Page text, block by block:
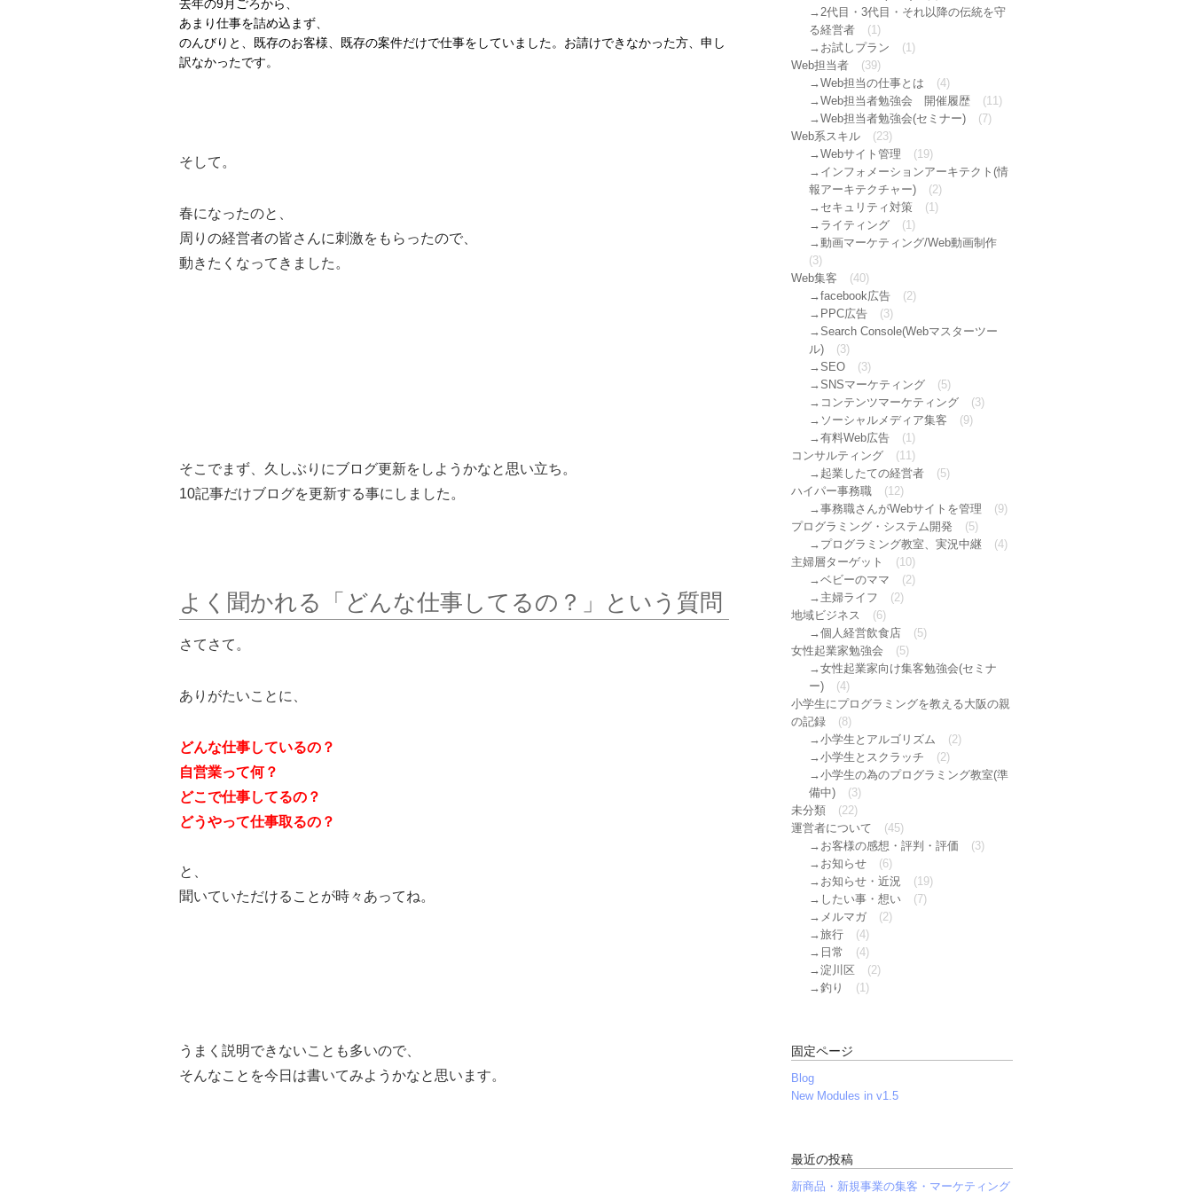
去年の9月ごろから、
あまり仕事を詰め込まず、
のんびりと、既存のお客様、既存の案件だけで仕事をしていました。お請けできなかった方、申し
訳なかったです。
そして。
春になったのと、
周りの経営者の皆さんに刺激をもらったので、
動きたくなってきました。
そこでまず、久しぶりにブログ更新をしようかなと思い立ち。
10記事だけブログを更新する事にしました。
よく聞かれる「どんな仕事してるの？」という質問
さてさて。
ありがたいことに、
どんな仕事しているの？
自営業って何？
どこで仕事してるの？
どうやって仕事取るの？
と、
聞いていただけることが時々あってね。
うまく説明できないことも多いので、
そんなことを今日は書いてみようかなと思います。
2代目・3代目・それ以降の伝統を守
る経営者
(1)
お試しプラン
(1)
Web担当者
(39)
Web担当の仕事とは
(4)
Web担当者勉強会 開催履歴
(11)
Web担当者勉強会(セミナー)
(7)
Web系スキル
(23)
Webサイト管理
(19)
インフォメーションアーキテクト(情
報アーキテクチャー)
(2)
セキュリティ対策
(1)
ライティング
(1)
動画マーケティング/Web動画制作
(3)
Web集客
(40)
facebook広告
(2)
PPC広告
(3)
Search Console(Webマスターツー
ル)
(3)
SEO
(3)
SNSマーケティング
(5)
コンテンツマーケティング
(3)
ソーシャルメディア集客
(9)
有料Web広告
(1)
コンサルティング
(11)
起業したての経営者
(5)
ハイパー事務職
(12)
事務職さんがWebサイトを管理
(9)
プログラミング・システム開発
(5)
プログラミング教室、実況中継
(4)
主婦層ターゲット
(10)
ベビーのママ
(2)
主婦ライフ
(2)
地域ビジネス
(6)
個人経営飲食店
(5)
女性起業家勉強会
(5)
女性起業家向け集客勉強会(セミナ
ー)
(4)
小学生にプログラミングを教える大阪の親
の記録
(8)
小学生とアルゴリズム
(2)
小学生とスクラッチ
(2)
小学生の為のプログラミング教室(準
備中)
(3)
未分類
(22)
運営者について
(45)
お客様の感想・評判・評価
(3)
お知らせ
(6)
お知らせ・近況
(19)
したい事・想い
(7)
メルマガ
(2)
旅行
(4)
日常
(4)
淀川区
(2)
釣り
(1)
固定ページ
Blog
New Modules in v1.5
最近の投稿
新商品・新規事業の集客・マーケティング